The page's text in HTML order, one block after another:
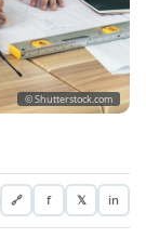
© Shutterstock.com
🔗 f 𝕏 in